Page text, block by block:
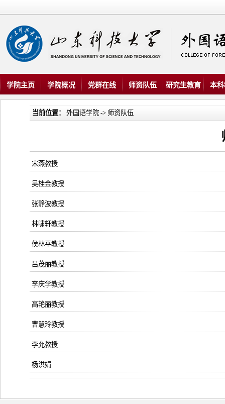
学院主页 学院概况 党群在线 师资队伍 研究生教育 本
当前位置： 外国语学院 -> 师资队伍
宋燕教授
吴桂金教授
张静波教授
林啸轩教授
侯林平教授
吕茂丽教授
李庆学教授
高艳丽教授
曹慧玲教授
李允教授
杨洪娟